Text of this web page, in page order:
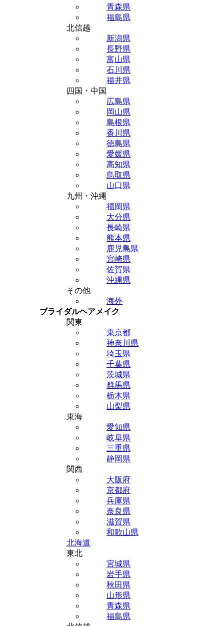
青森県
福島県
北信越
新潟県
長野県
富山県
石川県
福井県
四国・中国
広島県
岡山県
島根県
香川県
徳島県
愛媛県
高知県
鳥取県
山口県
九州・沖縄
福岡県
大分県
長崎県
熊本県
鹿児島県
宮崎県
佐賀県
沖縄県
その他
海外
ブライダルヘアメイク
関東
東京都
神奈川県
埼玉県
千葉県
茨城県
群馬県
栃木県
山梨県
東海
愛知県
岐阜県
三重県
静岡県
関西
大阪府
京都府
兵庫県
奈良県
滋賀県
和歌山県
北海道
東北
宮城県
岩手県
秋田県
山形県
青森県
福島県